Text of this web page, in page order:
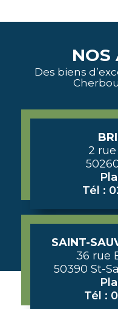
NOS
Des biens
2
Tél :
SAINT-
36 rue
50390 St-
Tél :